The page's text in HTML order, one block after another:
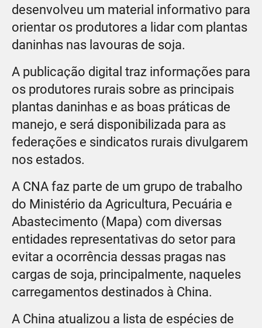
desenvolveu um material informativo para
orientar os produtores a lidar com plantas
daninhas nas lavouras de soja.
A publicação digital traz informações para
os produtores rurais sobre as principais
plantas daninhas e as boas práticas de
manejo, e será disponibilizada para as
federações e sindicatos rurais divulgarem
nos estados.
A CNA faz parte de um grupo de trabalho
do Ministério da Agricultura, Pecuária e
Abastecimento (Mapa) com diversas
entidades representativas do setor para
evitar a ocorrência dessas pragas nas
cargas de soja, principalmente, naqueles
carregamentos destinados à China.
A China atualizou a lista de espécies de